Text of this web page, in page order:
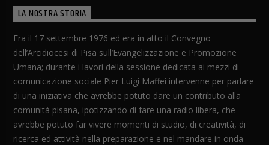
LA NOSTRA STORIA
Era il 17 settembre 1976 ed era in atto il Convegno
dell’Arcidiocesi di Pisa sull’Evangelizzazione e Promozione
Umana; durante i lavori della sessione dedicata ai mezzi di
comunicazione sociale Pier Luigi Maffei intervenne per parlare
di una iniziativa che avrebbe potuto dare un contributo alla
comunità pisana, ipotizzando di fare una radio libera, che
avrebbe potuto far vivere momenti di studio, di creatività, di
ricerca ed attività nella preparazione e nel mandare in onda